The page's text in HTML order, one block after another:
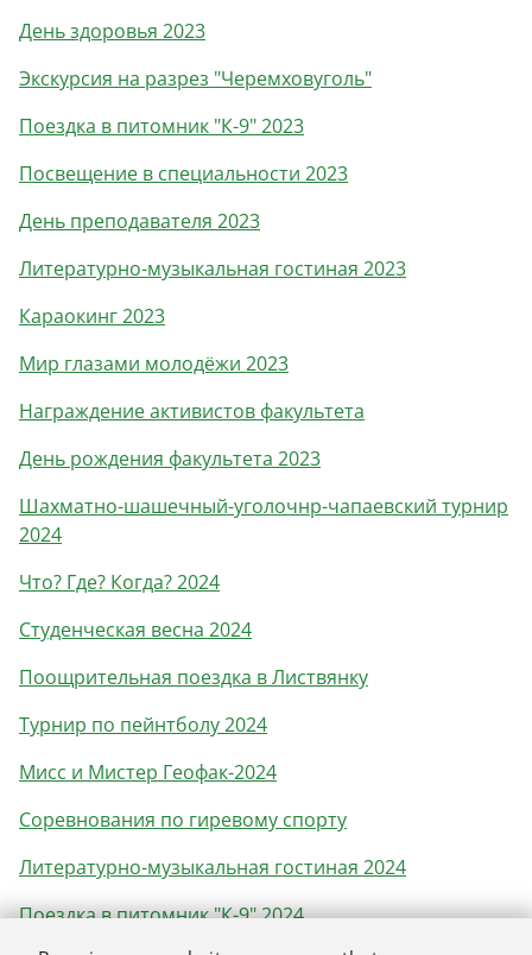
День здоровья 2023
Экскурсия на разрез "Черемховуголь"
Поездка в питомник "К-9" 2023
Посвещение в специальности 2023
День преподавателя 2023
Литературно-музыкальная гостиная 2023
Караокинг 2023
Мир глазами молодёжи 2023
Награждение активистов факультета
День рождения факультета 2023
Шахматно-шашечный-уголочнр-чапаевский турнир
2024
Что? Где? Когда? 2024
Студенческая весна 2024
Поощрительная поездка в Листвянку
Турнир по пейнтболу 2024
Мисс и Мистер Геофак-2024
Соревнования по гиревому спорту
Литературно-музыкальная гостиная 2024
Поездка в питомник "К-9" 2024